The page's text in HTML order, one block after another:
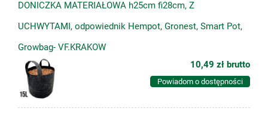
DONICZKA MATERIAŁOWA h25cm fi28cm, Z
UCHWYTAMI, odpowiednik Hempot, Gronest, Smart Pot,
Growbag- VF.KRAKOW
10,49 zł brutto
Powiadom o dostępności